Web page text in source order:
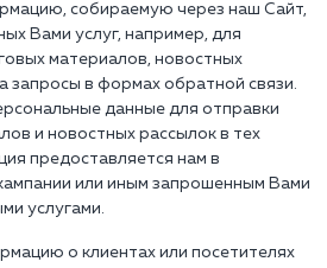
собираемую через наш Сайт,
Вами услуг, например, для
материалов, новостных
запросы в формах обратной связи.
данные для отправки
и новостных рассылок в тех
предоставляется нам в
или иным запрошенным Вами
услугами.
о клиентах или посетителях